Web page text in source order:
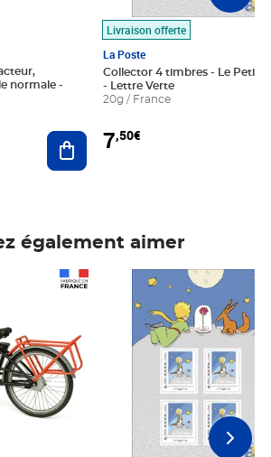
Ajouter au panier
Livraison offerte
La Poste
Collector 4 timbres - Le Petit
- Lettre Verte
20g / France
7,50€
également aimer
Prix 7,50€